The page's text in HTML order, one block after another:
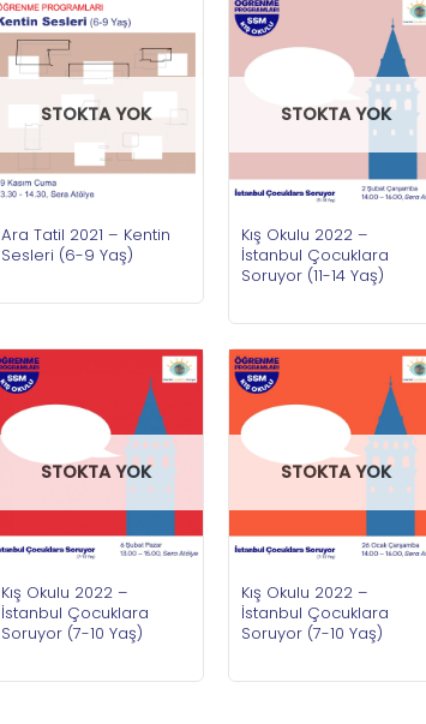
STOKTA YOK
Ara Tatil 2021 – Kentin
Sesleri (6-9 Yaş)
STOKTA YOK
Kış Okulu 2022 –
İstanbul Çocuklara
Soruyor (11-14 Yaş)
STOKTA YOK
Kış Okulu 2022 –
İstanbul Çocuklara
Soruyor (7-10 Yaş)
STOKTA YOK
Kış Okulu 2022 –
İstanbul Çocuklara
Soruyor (7-10 Yaş)